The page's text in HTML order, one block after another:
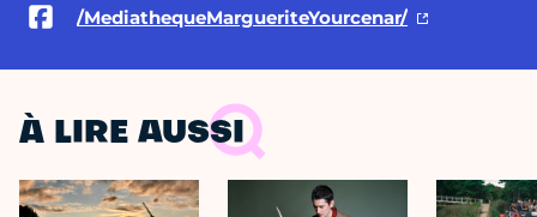
/MediathequeMargueriteYourcenar/
À LIRE AUSSI